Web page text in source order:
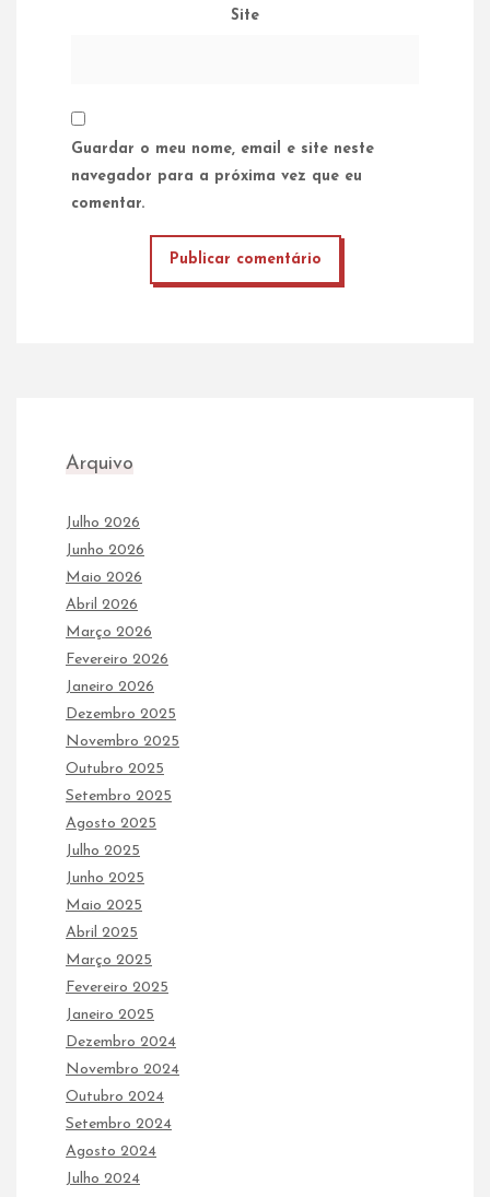
Site
Guardar o meu nome, email e site neste
navegador para a próxima vez que eu
comentar.
Arquivo
Julho 2026
Junho 2026
Maio 2026
Abril 2026
Março 2026
Fevereiro 2026
Janeiro 2026
Dezembro 2025
Novembro 2025
Outubro 2025
Setembro 2025
Agosto 2025
Julho 2025
Junho 2025
Maio 2025
Abril 2025
Março 2025
Fevereiro 2025
Janeiro 2025
Dezembro 2024
Novembro 2024
Outubro 2024
Setembro 2024
Agosto 2024
Julho 2024